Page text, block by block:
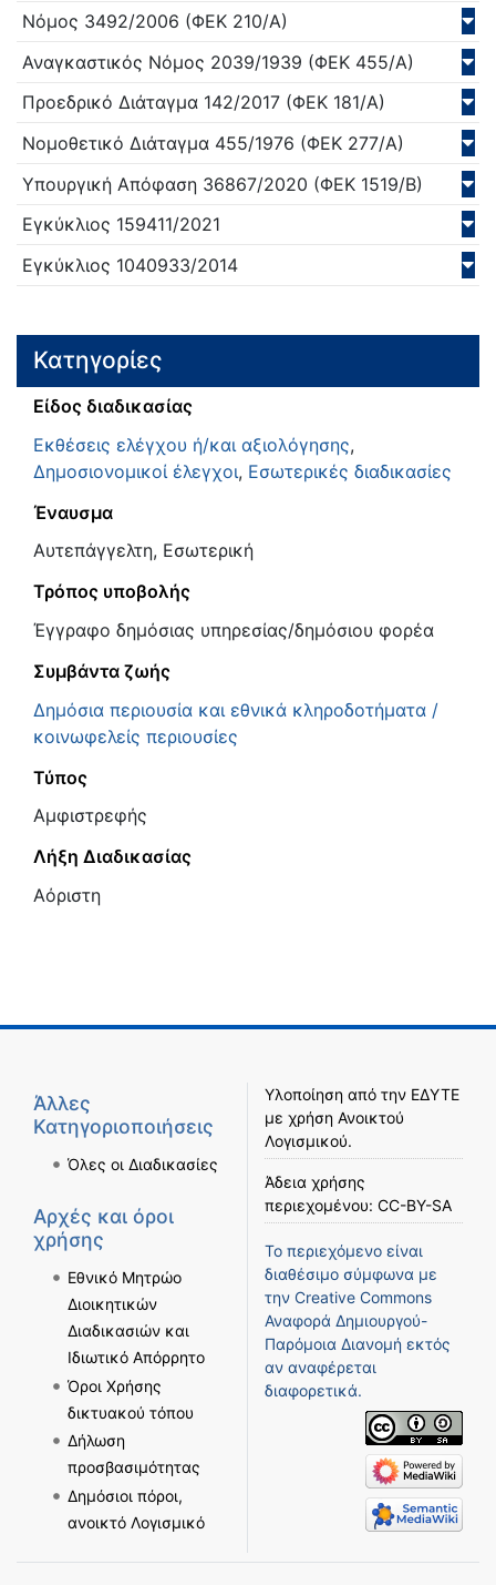
Νόμος 3492/2006 (ΦΕΚ 210/Α)
Αναγκαστικός Νόμος 2039/1939 (ΦΕΚ 455/Α)
Προεδρικό Διάταγμα 142/2017 (ΦΕΚ 181/Α)
Νομοθετικό Διάταγμα 455/1976 (ΦΕΚ 277/Α)
Υπουργική Απόφαση 36867/2020 (ΦΕΚ 1519/Β)
Εγκύκλιος 159411/2021
Εγκύκλιος 1040933/2014
Κατηγορίες
Είδος διαδικασίας
Εκθέσεις ελέγχου ή/και αξιολόγησης,
Δημοσιονομικοί έλεγχοι, Εσωτερικές διαδικασίες
Έναυσμα
Αυτεπάγγελτη, Εσωτερική
Τρόπος υποβολής
Έγγραφο δημόσιας υπηρεσίας/δημόσιου φορέα
Συμβάντα ζωής
Δημόσια περιουσία και εθνικά κληροδοτήματα /
κοινωφελείς περιουσίες
Τύπος
Αμφιστρεφής
Λήξη Διαδικασίας
Αόριστη
Άλλες
Κατηγοριοποιήσεις
Όλες οι Διαδικασίες
Αρχές και όροι
χρήσης
Εθνικό Μητρώο
Διοικητικών
Διαδικασιών και
Ιδιωτικό Απόρρητο
Όροι Χρήσης
δικτυακού τόπου
Δήλωση
προσβασιμότητας
Δημόσιοι πόροι,
ανοικτό Λογισμικό
Υλοποίηση από την ΕΔΥΤΕ
με χρήση Ανοικτού
Λογισμικού.
Άδεια χρήσης
περιεχομένου: CC-BY-SA
Το περιεχόμενο είναι
διαθέσιμο σύμφωνα με
την Creative Commons
Αναφορά Δημιουργού-
Παρόμοια Διανομή εκτός
αν αναφέρεται
διαφορετικά.